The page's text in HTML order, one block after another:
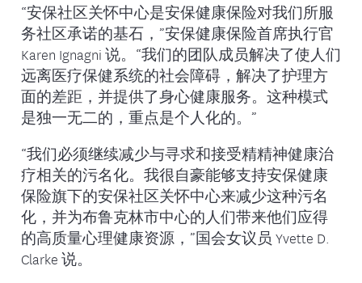
“安保社区关怀中心是安保健康保险对我们所服
务社区承诺的基石，”安保健康保险首席执行官
Karen Ignagni 说。“我们的团队成员解决了使人们
远离医疗保健系统的社会障碍，解决了护理方
面的差距，并提供了身心健康服务。这种模式
是独一无二的，重点是个人化的。”
“我们必须继续减少与寻求和接受精精神健康治
疗相关的污名化。我很自豪能够支持安保健康
保险旗下的安保社区关怀中心来减少这种污名
化，并为布鲁克林市中心的人们带来他们应得
的高质量心理健康资源，”国会女议员 Yvette D.
Clarke 说。